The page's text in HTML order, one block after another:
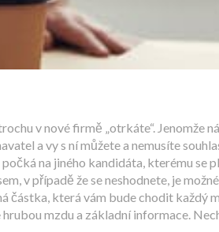
v nové firmě „otrkáte“. Jenomže
a vy s ní můžete a nemusíte
na jiného kandidáta, kterému
v případě že se neshodnete, je
která vám bude chodit každý
mzdu a základní informace.